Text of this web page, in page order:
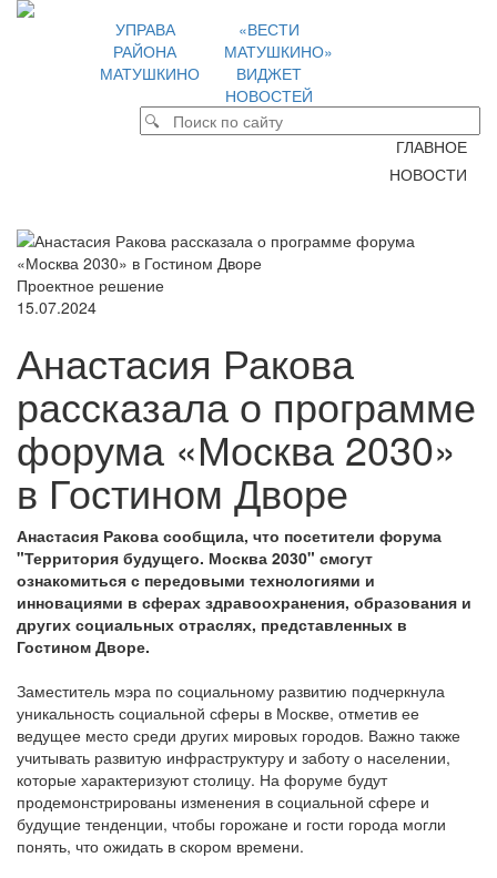
УПРАВА
РАЙОНА
МАТУШКИНО
«ВЕСТИ
МАТУШКИНО»
ВИДЖЕТ
НОВОСТЕЙ
ГЛАВНОЕ
НОВОСТИ
Проектное решение
15.07.2024
Анастасия Ракова
рассказала о программе
форума «Москва 2030»
в Гостином Дворе
Анастасия Ракова сообщила, что посетители форума
"Территория будущего. Москва 2030" смогут
ознакомиться с передовыми технологиями и
инновациями в сферах здравоохранения, образования и
других социальных отраслях, представленных в
Гостином Дворе.
Заместитель мэра по социальному развитию подчеркнула
уникальность социальной сферы в Москве, отметив ее
ведущее место среди других мировых городов. Важно также
учитывать развитую инфраструктуру и заботу о населении,
которые характеризуют столицу. На форуме будут
продемонстрированы изменения в социальной сфере и
будущие тенденции, чтобы горожане и гости города могли
понять, что ожидать в скором времени.